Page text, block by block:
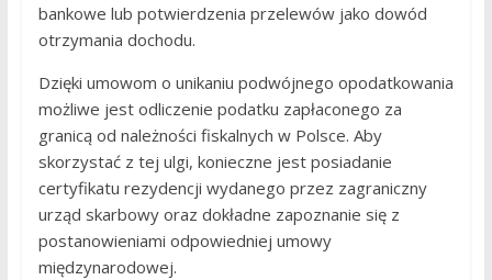
bankowe lub potwierdzenia przelewów jako dowód
otrzymania dochodu.
Dzięki umowom o unikaniu podwójnego opodatkowania
możliwe jest odliczenie podatku zapłaconego za
granicą od należności fiskalnych w Polsce. Aby
skorzystać z tej ulgi, konieczne jest posiadanie
certyfikatu rezydencji wydanego przez zagraniczny
urząd skarbowy oraz dokładne zapoznanie się z
postanowieniami odpowiedniej umowy
międzynarodowej.